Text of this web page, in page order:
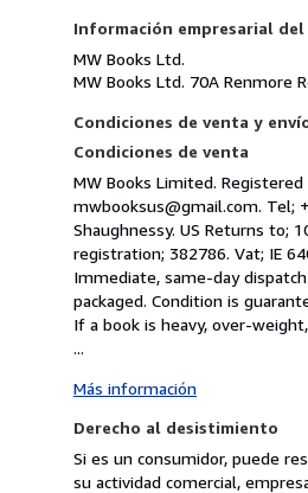
Información empresarial
MW Books Ltd.
MW Books Ltd. 70A Renmore
Condiciones de venta y
Condiciones de venta
MW Books Limited. Registered
mwbooksus@gmail.com. Tel;
Shaughnessy. US Returns to;
registration; 382786. Vat; IE
Immediate, same-day
packaged. Condition is
If a book is heavy, over-
...
Más información
Derecho al desistimiento
Si es un consumidor, puede
su actividad comercial,